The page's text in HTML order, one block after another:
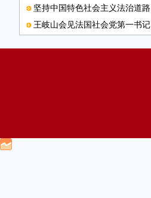
坚持中国特色社会主义法治道路
王岐山会见法国社会党第一书记